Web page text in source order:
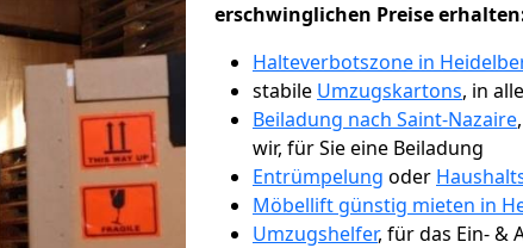
erschwinglichen Preise
Halteverbotszone in
stabile Umzugskartons, in
Beiladung nach Saint-Nazaire
wir, für Sie eine Beiladung
Entrümpelung oder
Möbellift günstig mieten in
Umzugshelfer, für das Ein- &